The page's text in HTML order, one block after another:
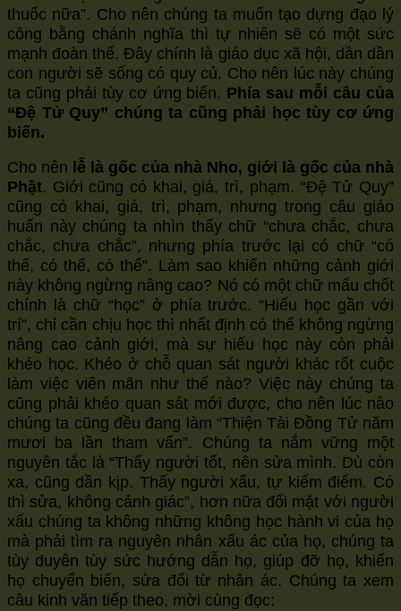
thuốc nữa”. Cho nên chúng ta muốn tạo dựng đạo lý
công bằng chánh nghĩa thì tự nhiên sẽ có một sức
mạnh đoàn thể. Đây chính là giáo dục xã hội, dần dần
con người sẽ sống có quy củ. Cho nên lúc này chúng
ta cũng phải tùy cơ ứng biến. Phía sau mỗi câu của
“Đệ Tử Quy” chúng ta cũng phải học tùy cơ ứng
biến.
Cho nên lễ là gốc của nhà Nho, giới là gốc của nhà
Phật. Giới cũng có khai, giá, trì, phạm. “Đệ Tử Quy”
cũng có khai, giá, trì, phạm, nhưng trong câu giáo
huấn này chúng ta nhìn thấy chữ “chưa chắc, chưa
chắc, chưa chắc”, nhưng phía trước lại có chữ “có
thể, có thể, có thể”. Làm sao khiến những cảnh giới
này không ngừng nâng cao? Nó có một chữ mấu chốt
chính là chữ “học” ở phía trước. “Hiếu học gần với
trí”, chỉ cần chịu học thì nhất định có thể không ngừng
nâng cao cảnh giới, mà sự hiếu học này còn phải
khéo học. Khéo ở chỗ quan sát người khác rốt cuộc
làm việc viên mãn như thế nào? Việc này chúng ta
cũng phải khéo quan sát mới được, cho nên lúc nào
chúng ta cũng đều đang làm “Thiện Tài Đồng Tử năm
mươi ba lần tham vấn”. Chúng ta nắm vững một
nguyên tắc là “Thấy người tốt, nên sửa mình. Dù còn
xa, cũng dần kịp. Thấy người xấu, tự kiểm điểm. Có
thì sửa, không cảnh giác”, hơn nữa đối mặt với người
xấu chúng ta không những không học hành vi của họ
mà phải tìm ra nguyên nhân xấu ác của họ, chúng ta
tùy duyên tùy sức hướng dẫn họ, giúp đỡ họ, khiến
họ chuyển biến, sửa đổi từ nhân ác. Chúng ta xem
câu kinh văn tiếp theo, mời cùng đọc: